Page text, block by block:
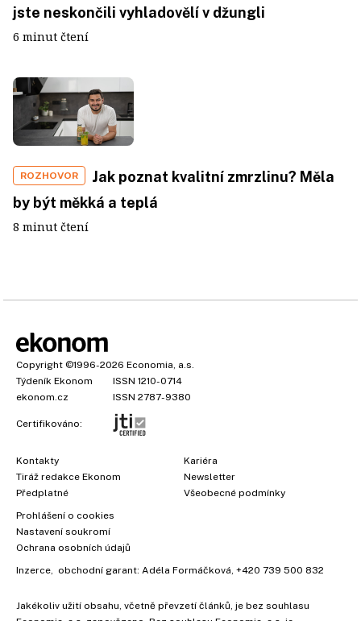
jste neskončili vyhladovělí v džungli
6 minut čtení
ROZHOVOR
Jak poznat kvalitní zmrzlinu? Měla
by být měkká a teplá
8 minut čtení
Copyright ©1996-2026 Economia, a.s.
Týdeník Ekonom
ISSN 1210-0714
ekonom.cz
ISSN 2787-9380
Certifikováno:
Kontakty
Tiráž redakce Ekonom
Předplatné
Kariéra
Newsletter
Všeobecné podmínky
Prohlášení o cookies
Nastavení soukromí
Ochrana osobních údajů
Inzerce , obchodní garant: Adéla Formáčková +420 739 500 832
Jakékoliv užití obsahu, včetně převzetí článků, je bez souhlasu